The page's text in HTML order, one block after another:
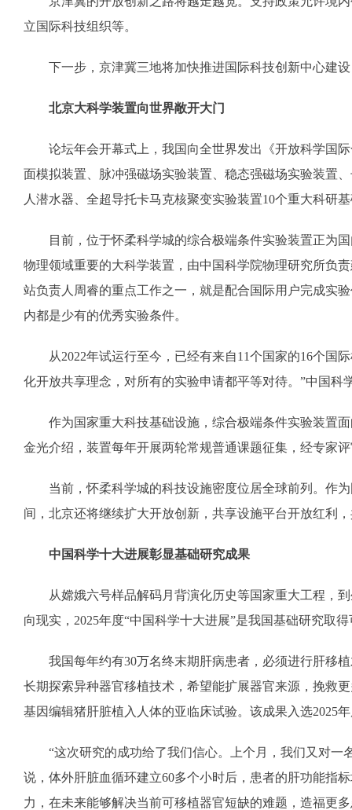
立国际科技组织等。
下一步，京津冀三地将加快推进国际科技创新中心建设
北京大科学装置向世界敞开大门
论坛年会开幕式上，我国向全世界发出《开放科学国际
面模拟装置、脉冲强磁场实验装置、稳态强磁场实验装置
人潜水器、全超导托卡马克核聚变实验装置10个重大科研
目前，位于怀柔科学城的综合极端条件实验装置正为国
物理领域重要的大科学装置，由中国科学院物理研究所负
站负责人周睿的重点工作之一，就是配合国际用户完成实
内都是少有的优秀实验条件。
从2022年试运行至今，已经有来自11个国家的16个国际
化开放共享理念，对所有的实验申请都平等对待。”中国
作为国家重大科技基础设施，综合极端条件实验装置面
金光介绍，装置每年开展两轮常规普通课题征集，经专家
当前，怀柔科学城的科技设施密度位居全球前列。作为
间，北京还将继续扩大开放创新，共享设施平台开放红利
中国科学十大进展彰显基础研究成果
从嫦娥六号样品解码月背演化历史等国家重大工程，到
向现实，2025年度“中国科学十大进展”是我国基础研究取
我国每年约有30万名终末期肝病患者，必须进行肝移植
长期探索异种器官移植技术，希望能扩展器官来源，挽救
基因编辑猪肝脏植入人体的亚临床试验。该成果入选2025
“这次研究的成功给了我们信心。上个月，我们又对一
说，体外肝脏血循环建立60多个小时后，患者的肝功能指
力，在未来能够解决当前可移植器官短缺的难题，造福更